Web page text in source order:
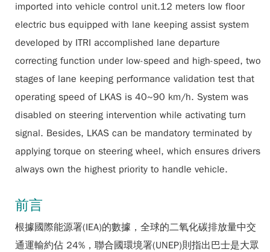
imported into vehicle control unit.12 meters low floor
electric bus equipped with lane keeping assist system
developed by ITRI accomplished lane departure
correcting function under low-speed and high-speed, two
stages of lane keeping performance validation test that
operating speed of LKAS is 40~90 km/h. System was
disabled on steering intervention while activating turn
signal. Besides, LKAS can be mandatory terminated by
applying torque on steering wheel, which ensures drivers
always own the highest priority to handle vehicle.
前言
根據國際能源署(IEA)的數據，全球的二氧化碳排放量中交
通運輸約佔 24%，聯合國環境署(UNEP)則指出巴士是大眾